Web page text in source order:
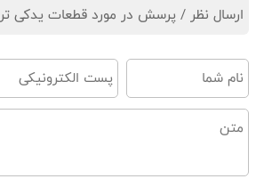
ارسال نظر / پرسش در مورد قطعات یدکی